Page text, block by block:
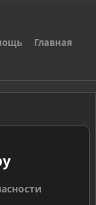
Главная